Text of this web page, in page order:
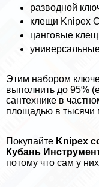
разводной
клещи Knipex
цанговые
Этим набором
выполнить до 95%
сантехнике в
площадью в тысячи
Покупайте Knipex
Кубань
потому что сам у